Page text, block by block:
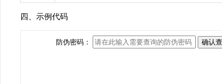
四、示例代码
防伪密码：